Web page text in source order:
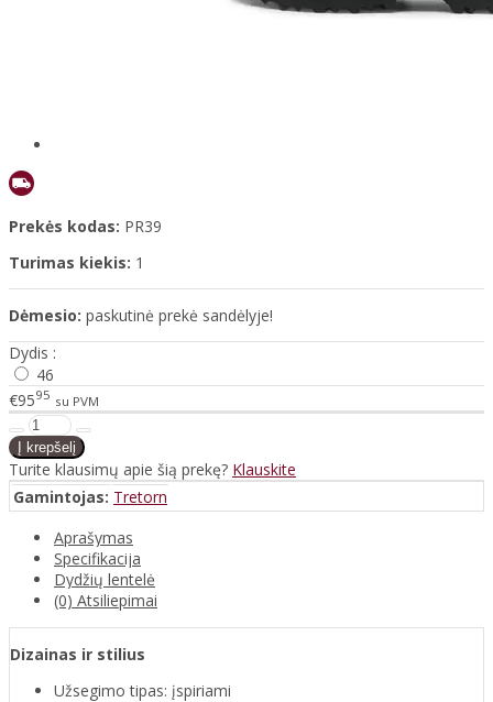
Prekės kodas: PR39
Turimas kiekis: 1
Dėmesio: paskutinė prekė sandėlyje!
Dydis :
46
€9595 su PVM
Turite klausimų apie šią prekę? Klauskite
Gamintojas: Tretorn
Aprašymas
Specifikacija
Dydžių lentelė
(0) Atsiliepimai
Dizainas ir stilius
Užsegimo tipas: įspiriami